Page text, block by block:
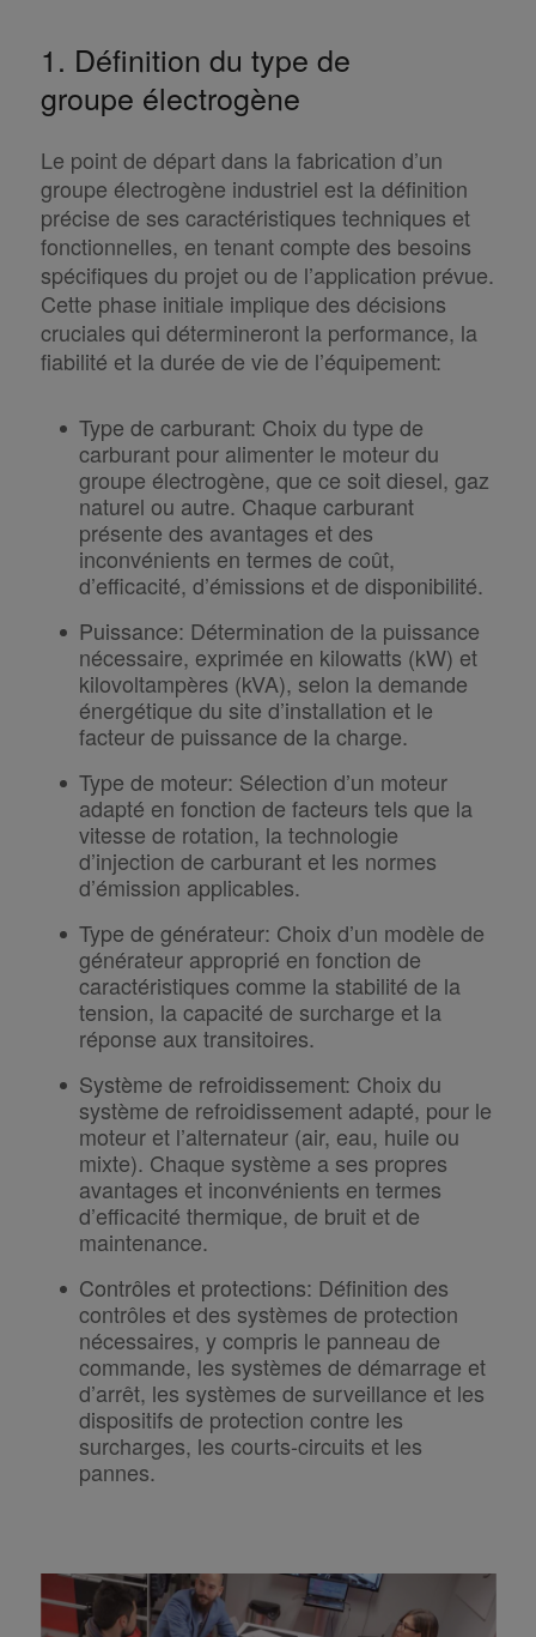
1. Définition du type de
groupe électrogène
Le point de départ dans la fabrication d’un
groupe électrogène industriel est la définition
précise de ses caractéristiques techniques et
fonctionnelles, en tenant compte des besoins
spécifiques du projet ou de l’application prévue.
Cette phase initiale implique des décisions
cruciales qui détermineront la performance, la
fiabilité et la durée de vie de l’équipement:
Type de carburant: Choix du type de
carburant pour alimenter le moteur du
groupe électrogène, que ce soit diesel, gaz
naturel ou autre. Chaque carburant
présente des avantages et des
inconvénients en termes de coût,
d’efficacité, d’émissions et de disponibilité.
Puissance: Détermination de la puissance
nécessaire, exprimée en kilowatts (kW) et
kilovoltampères (kVA), selon la demande
énergétique du site d’installation et le
facteur de puissance de la charge.
Type de moteur: Sélection d’un moteur
adapté en fonction de facteurs tels que la
vitesse de rotation, la technologie
d’injection de carburant et les normes
d’émission applicables.
Type de générateur: Choix d’un modèle de
générateur approprié en fonction de
caractéristiques comme la stabilité de la
tension, la capacité de surcharge et la
réponse aux transitoires.
Système de refroidissement: Choix du
système de refroidissement adapté, pour le
moteur et l’alternateur (air, eau, huile ou
mixte). Chaque système a ses propres
avantages et inconvénients en termes
d’efficacité thermique, de bruit et de
maintenance.
Contrôles et protections: Définition des
contrôles et des systèmes de protection
nécessaires, y compris le panneau de
commande, les systèmes de démarrage et
d’arrêt, les systèmes de surveillance et les
dispositifs de protection contre les
surcharges, les courts-circuits et les
pannes.